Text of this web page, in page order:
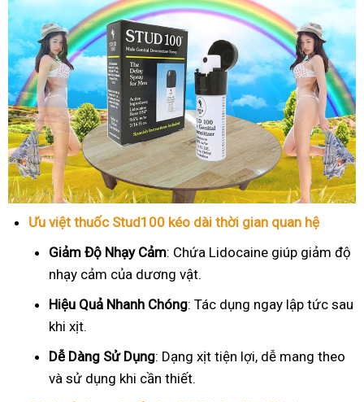
Ưu việt thuốc Stud100 kéo dài thời gian quan hệ
Giảm Độ Nhạy Cảm: Chứa Lidocaine giúp giảm độ
nhạy cảm của dương vật.
Hiệu Quả Nhanh Chóng: Tác dụng ngay lập tức sau
khi xịt.
Dễ Dàng Sử Dụng: Dạng xịt tiện lợi, dễ mang theo
và sử dụng khi cần thiết.